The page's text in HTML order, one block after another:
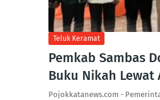
Teluk Keramat
Pemkab Sambas
Buku Nikah Lewat
Pojokkatanews.com -